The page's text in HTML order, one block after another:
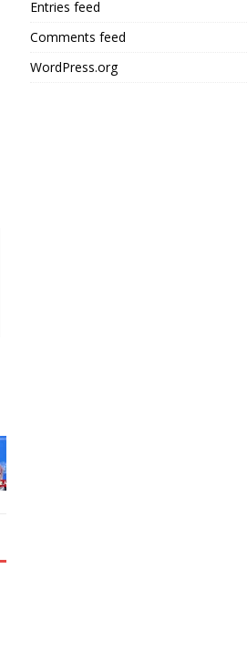
Entries feed
Comments feed
WordPress.org